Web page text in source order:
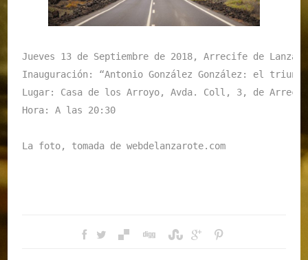
Jueves 13 de Septiembre de 2018, Arrecife de
Inauguración: “Antonio González González: el
Lugar: Casa de los Arroyo, Avda. Coll, 3, de
Hora: A las 20:30
La foto, tomada de webdelanzarote.com